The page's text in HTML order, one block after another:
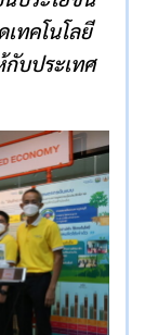
ทคโนโลยี
บประเทศ